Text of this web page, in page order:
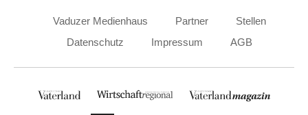
Vaduzer Medienhaus Partner
Stellen
Datenschutz
Impressum AGB